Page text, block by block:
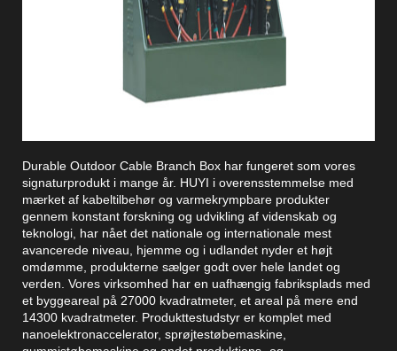
Durable Outdoor Cable Branch Box har fungeret som vores
signaturprodukt i mange år. HUYI i overensstemmelse med
mærket af kabeltilbehør og varmekrympbare produkter
gennem konstant forskning og udvikling af videnskab og
teknologi, har nået det nationale og internationale mest
avancerede niveau, hjemme og i udlandet nyder et højt
omdømme, produkterne sælger godt over hele landet og
verden. Vores virksomhed har en uafhængig fabriksplads med
et byggeareal på 27000 kvadratmeter, et areal på mere end
14300 kvadratmeter. Produkttestudstyr er komplet med
nanoelektronaccelerator, sprøjtestøbemaskine,